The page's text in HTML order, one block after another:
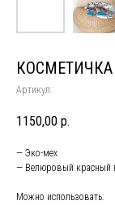
Артикул:
1150,00 р.
— Эко-мех
— ⁠Велюровый красный
Можно использовать: